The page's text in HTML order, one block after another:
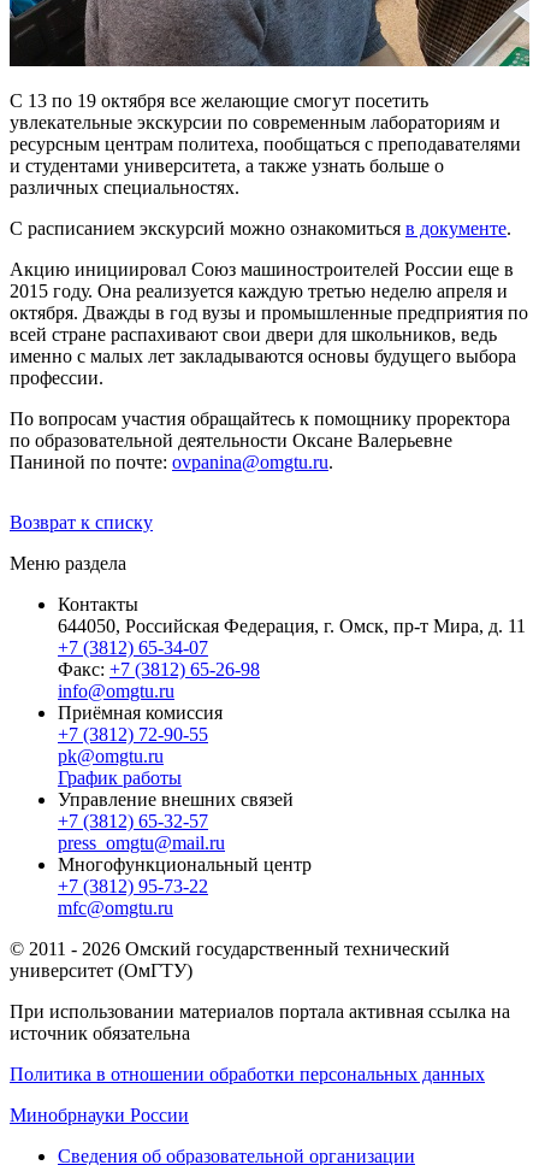
С 13 по 19 октября все желающие смогут посетить
увлекательные экскурсии по современным лабораториям и
ресурсным центрам политеха, пообщаться с преподавателями
и студентами университета, а также узнать больше о
различных специальностях.
С расписанием экскурсий можно ознакомиться в документе.
Акцию инициировал Союз машиностроителей России еще в
2015 году. Она реализуется каждую третью неделю апреля и
октября. Дважды в год вузы и промышленные предприятия по
всей стране распахивают свои двери для школьников, ведь
именно с малых лет закладываются основы будущего выбора
профессии.
По вопросам участия обращайтесь к помощнику проректора
по образовательной деятельности Оксане Валерьевне
Паниной по почте: ovpanina@omgtu.ru.
Возврат к списку
Меню раздела
Контакты
644050, Российская Федерация, г. Омск, пр-т Мира, д. 11
+7 (3812) 65-34-07
Факс: +7 (3812) 65-26-98
info@omgtu.ru
Приёмная комиссия
+7 (3812) 72-90-55
pk@omgtu.ru
График работы
Управление внешних связей
+7 (3812) 65-32-57
press_omgtu@mail.ru
Многофункциональный центр
+7 (3812) 95-73-22
mfc@omgtu.ru
© 2011 - 2026 Омский государственный технический
университет (ОмГТУ)
При использовании материалов портала активная ссылка на
источник обязательна
Политика в отношении обработки персональных данных
Минобрнауки России
Сведения об образовательной организации